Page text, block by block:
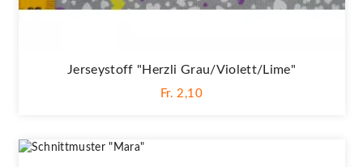
Jerseystoff "Herzli Grau/violett/lime"
Fr. 2,10